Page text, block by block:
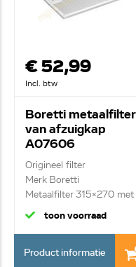
€ 52,99
Incl. btw
Boretti metaalfilter
van afzuigkap
A07606
Origineel filter
Merk Boretti
Metaalfilter 315x270 met
gre...
toon voorraad
Product informatie